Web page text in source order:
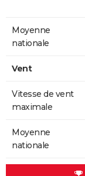
Moyenne
nationale
Vent
Vitesse de vent
maximale
Moyenne
nationale